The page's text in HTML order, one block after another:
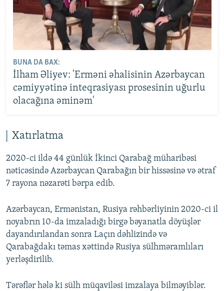
BUNA DA BAX:
İlham Əliyev: 'Erməni əhalisinin Azərbaycan
cəmiyyətinə inteqrasiyası prosesinin uğurlu
olacağına əminəm'
Xatırlatma
2020-ci ildə 44 günlük İkinci Qarabağ müharibəsi
nəticəsində Azərbaycan Qarabağın bir hissəsinə və ətraf
7 rayona nəzarəti bərpa edib.
Azərbaycan, Ermənistan, Rusiya rəhbərliyinin 2020-ci il
noyabrın 10-da imzaladığı birgə bəyanatla döyüşlər
dayandırılandan sonra Laçın dəhlizində və
Qarabağdakı təmas xəttində Rusiya sülhməramlıları
yerləşdirilib.
Tərəflər hələ ki sülh müqaviləsi imzalaya bilməyiblər.